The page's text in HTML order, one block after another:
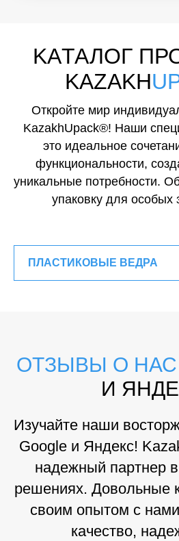
KAТАЛОГ
KAZAKH
Откройте мир
KazakhUpack®! Наши
это идеальное
функциональности,
уникальные потребности.
упаковку для особых
ОТЗЫВЫ О НАС
И
Изучайте наши
Google и Яндекс!
надежный партнер
решениях. Довольные
своим опытом с
качество,